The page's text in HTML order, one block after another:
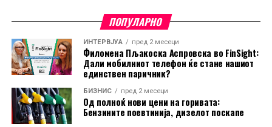
практика, а како дел од заедничката соработка
сметка, со што на клиентите им е овозможено кој
било од пакетите сметки да го отворат целосно
онлајн.
Во време кога корисниците на дигитални услуги
очекуваат едноставност, брзина и практичност,
ПОПУЛАРНО
ИНТЕРВЈУА пред 2 месеци
Филомена Пљакоска Аспровска во FinSight:
Дали мобилниот телефон ќе стане нашиот
единствен паричник?
БИЗНИС пред 2 месеци
Од полноќ нови цени на горивата:
Бензините поевтинија, дизелот поскапе